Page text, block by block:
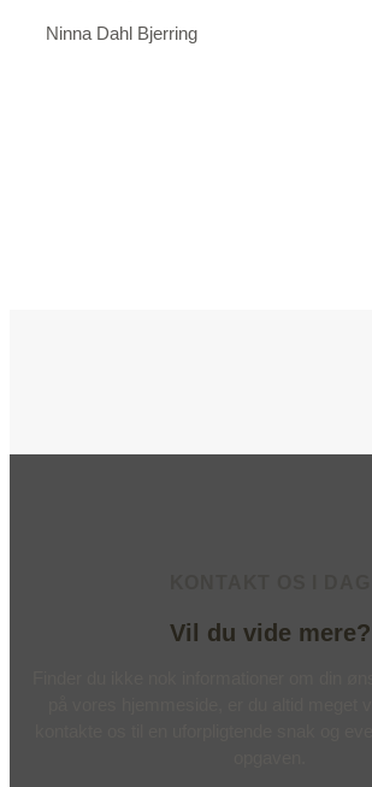
Ninna Dahl Bjerring
Vil du vide mere?